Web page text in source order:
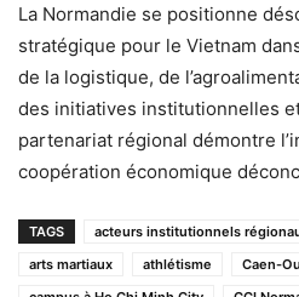
La Normandie se positionne
stratégique pour le Vietnam
de la logistique, de
des initiatives institutionnelles
partenariat régional démontre
coopération économique
TAGS acteurs institutionnels
arts martiaux
athlétisme
Caen-